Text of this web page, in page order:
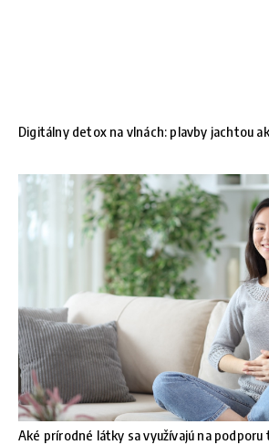
Digitálny detox na vlnách: plavby jachtou
Aké prírodné látky sa využívajú na podporu